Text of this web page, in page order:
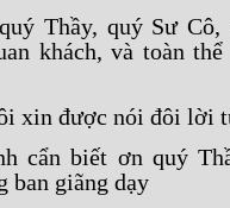
Thầy, quý Sư Cô,
khách, và toàn
xin được nói đôi lời
cẩn biết ơn quý
ban giãng dạy